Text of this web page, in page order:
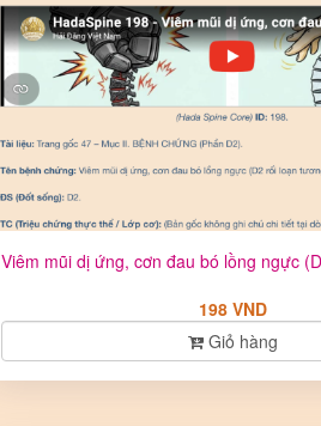
198 VND
Giỏ hàng